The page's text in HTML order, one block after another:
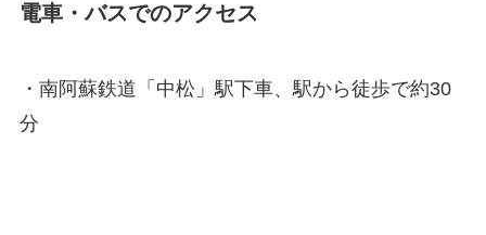
電車・バスでのアクセス
・南阿蘇鉄道「中松」駅下車、駅から徒歩で約30
分